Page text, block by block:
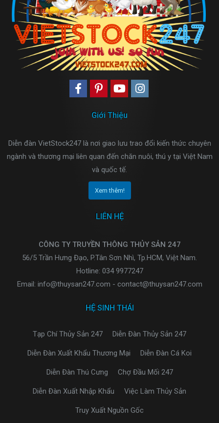
Giới Thiệu
Diễn đàn VietStock247 là nơi giao lưu trao đổi kiến thức chuyên
ngành và thương mại liên quan đến chăn nuôi, thú y tại Việt Nam
và quốc tế.
Xem thêm!
LIÊN HỆ
CÔNG TY TRUYỀN THÔNG THỦY SẢN 247
56/5 Trần Hưng Đạo, P.Tân Sơn Nhì, Tp.HCM, Việt Nam.
Hotline: 034 9977247
Email: info@thuysan247.com - contact@thuysan247.com
HỆ SINH THÁI
Tạp Chí Thủy Sản 247 Diễn Đàn Thủy Sản 247
Diễn Đàn Xuất Khẩu Thương Mại Diễn Đàn Cá Koi
Diễn Đàn Thú Cưng Chợ Đầu Mối 247
Diễn Đàn Xuất Nhập Khẩu Việc Làm Thủy Sản
Truy Xuất Nguồn Gốc